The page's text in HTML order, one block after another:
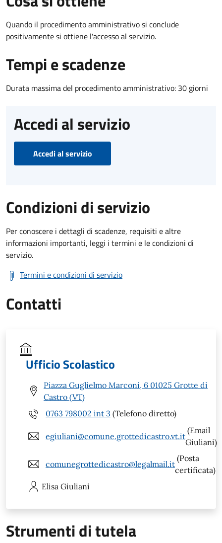
Quando il procedimento amministrativo si conclude
positivamente si ottiene l'accesso al servizio.
Tempi e scadenze
Durata massima del procedimento amministrativo: 30 giorni
Accedi al servizio
Accedi al servizio
Condizioni di servizio
Per conoscere i dettagli di scadenze, requisiti e altre
informazioni importanti, leggi i termini e le condizioni di
servizio.
Termini e condizioni di servizio
Contatti
Ufficio Scolastico
Piazza Guglielmo Marconi, 6 01025 Grotte di
Castro (VT)
0763 798002 int 3 (Telefono diretto)
egiuliani@comune.grottedicastro.vt.it
(Email
Giuliani)
comunegrottedicastro@legalmail.it
(Posta
certificata)
Elisa Giuliani
Strumenti di tutela